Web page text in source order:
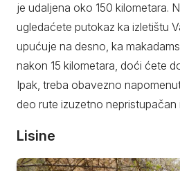
je udaljena oko 150 kilometara.
ugledaćete putokaz ka izletištu
upućuje na desno, ka
nakon 15 kilometara, doći ćete
Ipak, treba obavezno
deo rute izuzetno nepristupačan
Lisine